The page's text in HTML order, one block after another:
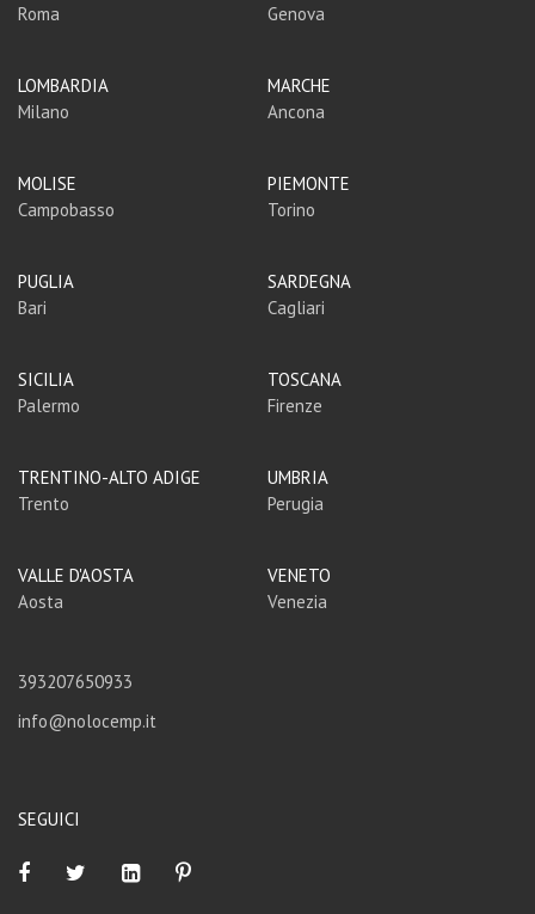
Roma
Genova
LOMBARDIA
Milano
MARCHE
Ancona
MOLISE
Campobasso
PIEMONTE
Torino
PUGLIA
Bari
SARDEGNA
Cagliari
SICILIA
Palermo
TOSCANA
Firenze
TRENTINO-ALTO ADIGE
Trento
UMBRIA
Perugia
VALLE D'AOSTA
Aosta
VENETO
Venezia
393207650933
info@nolocemp.it
SEGUICI